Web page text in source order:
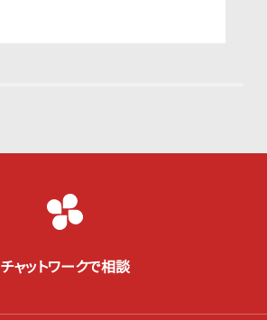
チャットワークで相談